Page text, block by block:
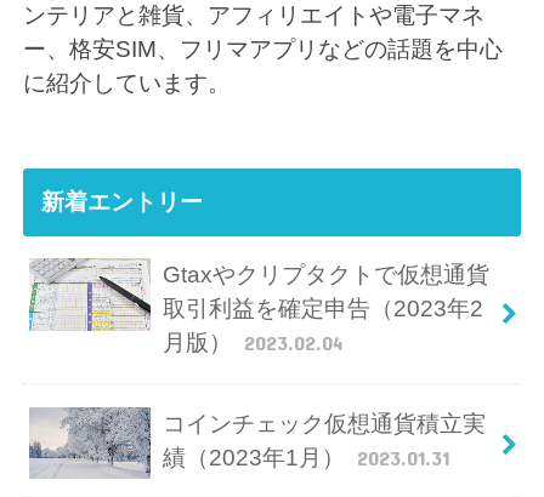
ンテリアと雑貨、アフィリエイトや電子マネ
ー、格安SIM、フリマアプリなどの話題を中心
に紹介しています。
新着エントリー
Gtaxやクリプタクトで仮想通貨
取引利益を確定申告（2023年2
月版）
2023.02.04
コインチェック仮想通貨積立実
績（2023年1月）
2023.01.31